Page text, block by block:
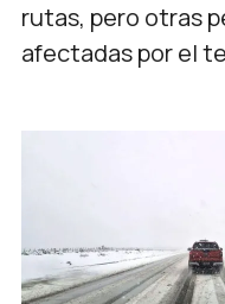
rutas, pero otras
afectadas por el